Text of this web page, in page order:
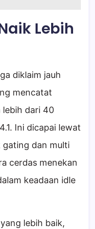
Lebih
diklaim jauh
mencatat
lebih dari 40
Ini dicapai lewat
gating dan multi
cerdas menekan
keadaan idle
lebih baik,